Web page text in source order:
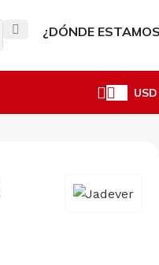
¿DÓNDE
USD